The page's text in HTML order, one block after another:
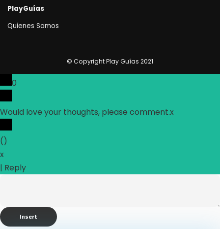
PlayGuías
Quienes Somos
© Copyright Play Guías 2021
0
Would love your thoughts, please comment.x
()
x
| Reply
Insert